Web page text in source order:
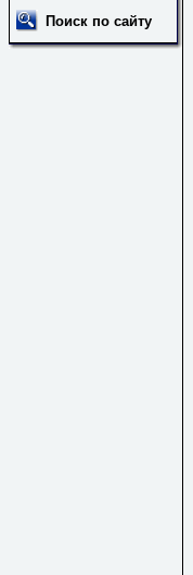
Поиск по сайту